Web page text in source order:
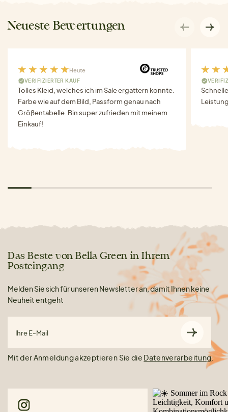
Neueste Bewertungen
Heute
VERIFIZIERTER KAUF
Tolles Kleid, welches ich im Sale ergattern konnte.
Farbe wie auf dem Bild, Passform genau nach
Größentabelle. Bin super zufrieden mit meinem
Einkauf!
Das Beste von Bella Green in Ihrem
Posteingang
Melden Sie sich für unseren Newsletter an, damit Ihnen keine
Neuheit entgeht
Ihre E-Mail
Mit der Anmeldung akzeptieren Sie die Datenverarbeitung.